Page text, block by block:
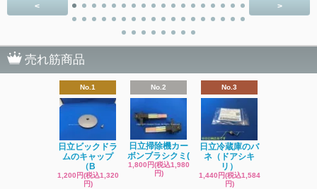
< >
売れ筋商品
No.1
日立ビックドラ
ムのキャップ
（B
1,200円(税込1,320
円)
No.2
日立掃除機カー
ボンブラシクミ(
1,800円(税込1,980
円)
No.3
日立冷蔵庫のバ
ネ（ドアシキ
リ）
1,440円(税込1,584
円)